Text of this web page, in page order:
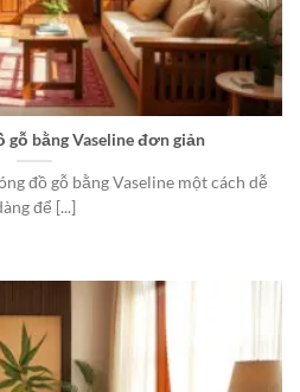
gỗ bằng Vaseline đơn giản
đồ gỗ bằng Vaseline một cách dễ
để [...]